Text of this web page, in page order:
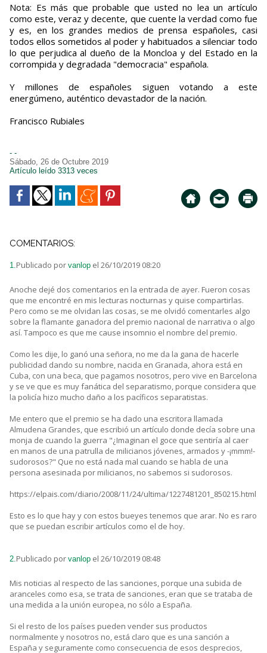
Nota: Es más que probable que usted no lea un artículo
como este, veraz y decente, que cuente la verdad como fue
y es, en los grandes medios de prensa españoles, casi
todos ellos sometidos al poder y habituados a silenciar todo
lo que perjudica al dueño de la Moncloa y del Estado en la
corrompida y degradada "democracia" española.
Y millones de españoles siguen votando a este
energúmeno, auténtico devastador de la nación.
Francisco Rubiales
- -
Sábado, 26 de Octubre 2019
Artículo leído 3313 veces
COMENTARIOS:
1. Publicado por vanlop el 26/10/2019 08:20
Anoche dejé dos comentarios en la entrada de ayer. Fueron cosas
que me encontré en mis lecturas nocturnas y quise compartirlas.
Pero como se me olvidan las cosas, se me olvidó comentarles algo
sobre la flamante ganadora del premio nacional de narrativa o algo
así. Tampoco es que me cause insomnio el nombre del premio.
Como les dije, lo ganó una señora, no me da la gana de hacerle
publicidad dando su nombre, nacida en Granada, ahora está en
Cuba, con una beca, que pagamos nosotros, pero vive en Barcelona
y se ve que es muy fanática del separatismo, porque considera que
la policía hizo mucho daño a los pacíficos separatistas.
Me entero que el premio se ha dado una escritora llamada
Almudena Grandes, que escribió un artículo donde decía sobre una
monja de cuando la guerra "¿Imaginan el goce que sentiría al caer
en manos de una patrulla de milicianos jóvenes, armados y -¡mmm!-
sudorosos?" Que no está nada mal cuando se habla de una
persona asesinada por milicianos, no sabemos si sudorosos.
https://elpais.com/diario/2008/11/24/ultima/1227481201_850215.html
Esto es lo que hay y con estos bueyes tenemos que arar. No es raro
que se puedan escribir artículos como el de hoy.
2. Publicado por vanlop el 26/10/2019 08:48
Mis noticias al respecto de las sanciones, porque una subida de
aranceles como esa, se trata de sanciones, eran que se trataba de
una medida a la unión europea, no sólo a España.
Si el resto de los países pueden vender sus productos
normalmente y nosotros no, está claro que es una sanción a
España y seguramente como consecuencia de esos desprecios,